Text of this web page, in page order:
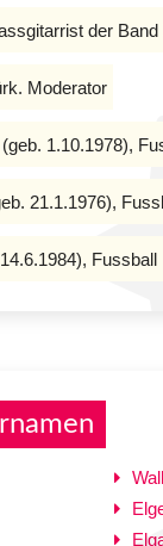
der
Moderator
1.10.1978),
21.1.1976),
Fussball